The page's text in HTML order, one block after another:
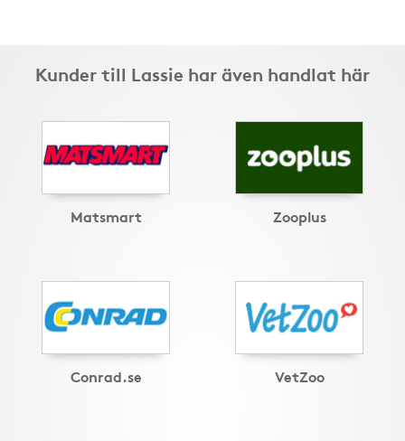
Kunder till Lassie har även handlat här
Matsmart Zooplus
Conrad.se VetZoo